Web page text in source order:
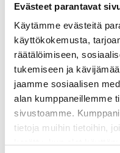
Evästeet parantavat
Käytämme evästeitä
käyttökokemusta,
räätälöimiseen,
tukemiseen ja
jaamme sosiaalisen
alan kumppaneillemme
sivustoamme.
tietoja muihin tietoihin,
Esittelyauto
Hyundai
84 kWh 325 hv
2026 4 000 km Sähkö
Keminmaa